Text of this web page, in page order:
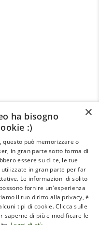
×
ha bisogno
:)
questo può memorizzare o
in gran parte sotto forma di
essere su di te, le tue
in gran parte per far
Le informazioni di solito
fornire un'esperienza
il tuo diritto alla privacy, è
tipi di cookie. Clicca sulle
saperne di più e modificare le